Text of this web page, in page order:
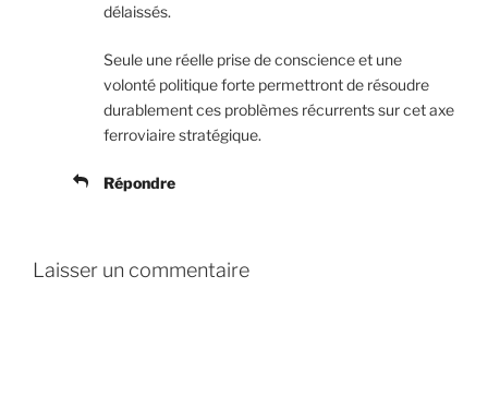
délaissés.
Seule une réelle prise de conscience et une
volonté politique forte permettront de résoudre
durablement ces problèmes récurrents sur cet axe
ferroviaire stratégique.
Répondre
Laisser un commentaire